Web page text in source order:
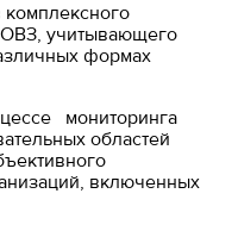
учитывающего
формах
мониторинга
областей
включенных